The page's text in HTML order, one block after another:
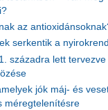
az
serkentik a
századra lett
jók máj- és
méregtelenítésre